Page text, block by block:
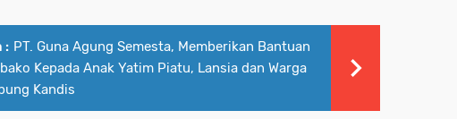
: PT. Guna Agung Semesta, Memberikan Bantuan
Kepada Anak Yatim Piatu, Lansia dan Warga
Kandis